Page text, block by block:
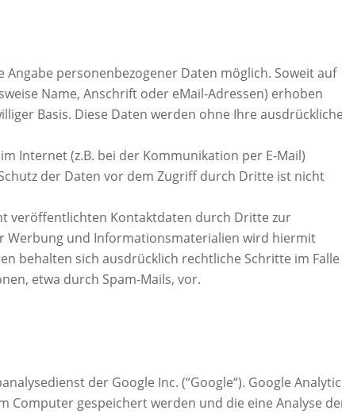
personenbezogener Daten möglich. Soweit auf
Name, Anschrift oder eMail-Adressen) erhoben
Basis. Diese Daten werden ohne Ihre
Internet (z.B. bei der Kommunikation per E-Mail)
der Daten vor dem Zugriff durch Dritte ist nicht
veröffentlichten Kontaktdaten durch Dritte zur
Werbung und Informationsmaterialien wird hiermit
behalten sich ausdrücklich rechtliche Schritte im Falle
etwa durch Spam-Mails, vor.
der Google Inc. (“Google“). Google
Computer gespeichert werden und die eine Analyse